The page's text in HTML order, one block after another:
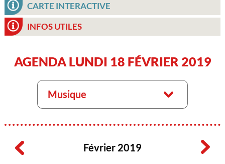
CARTE INTERACTIVE
INFOS UTILES
AGENDA LUNDI 18 FÉVRIER 2019
Musique
Février 2019